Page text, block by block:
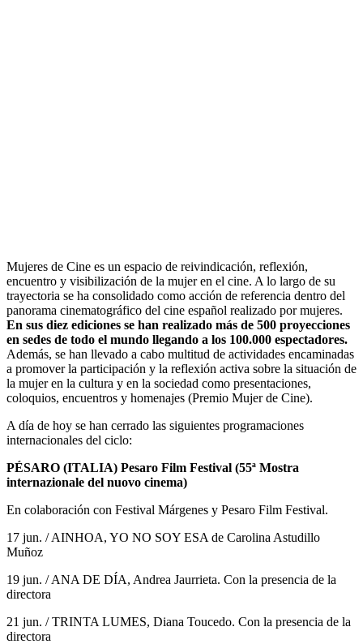
Mujeres de Cine es un espacio de reivindicación, reflexión,
encuentro y visibilización de la mujer en el cine. A lo largo de su
trayectoria se ha consolidado como acción de referencia dentro del
panorama cinematográfico del cine español realizado por mujeres.
En sus diez ediciones se han realizado más de 500 proyecciones
en sedes de todo el mundo llegando a los 100.000 espectadores.
Además, se han llevado a cabo multitud de actividades encaminadas
a promover la participación y la reflexión activa sobre la situación de
la mujer en la cultura y en la sociedad como presentaciones,
coloquios, encuentros y homenajes (Premio Mujer de Cine).
A día de hoy se han cerrado las siguientes programaciones
internacionales del ciclo:
PÉSARO (ITALIA) Pesaro Film Festival (55ª Mostra
internazionale del nuovo cinema)
En colaboración con Festival Márgenes y Pesaro Film Festival.
17 jun. / AINHOA, YO NO SOY ESA de Carolina Astudillo
Muñoz
19 jun. / ANA DE DÍA, Andrea Jaurrieta. Con la presencia de la
directora
21 jun. / TRINTA LUMES, Diana Toucedo. Con la presencia de la
directora